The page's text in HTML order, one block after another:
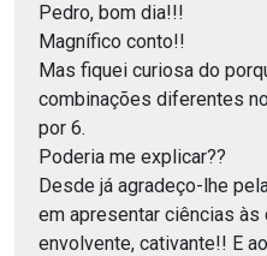
Pedro, bom dia!!!
Magnífico conto!!
Mas fiquei curiosa do
combinações diferentes
por 6.
Poderia me explicar??
Desde já agradeço-lhe
em apresentar ciências às
envolvente, cativante!! E